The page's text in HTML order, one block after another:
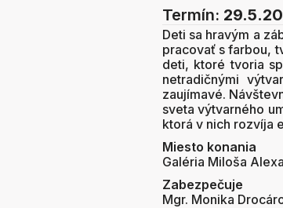
Termín:
Deti sa hravým a
pracovať s farbou,
deti, ktoré tvoria
netradičnými
zaujímavé.
sveta výtvarného
ktorá v nich rozvíja
Miesto konania
Galéria Miloša
Zabezpečuje
Mgr. Monika